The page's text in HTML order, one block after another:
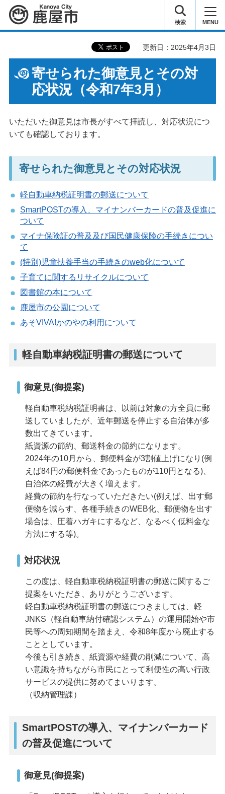
鹿屋市 検索 MENU
更新日：2025年4月3日
寄せられた御意見とその対
応状況（令和7年3月）
いただいた御意見は市長がすべて拝読し、対応状況につ
いても確認しております。
寄せられた御意見とその対応状況
軽自動車納税証明書の郵送について
SmartPOSTの導入、マイナンバーカードの普及促進に
ついて
マイナ保険証の普及及び国民健康保険の手続きについ
て
(特別)児童扶養手当の手続きのweb化について
子育てに関するリサイクルについて
図書館の本について
鹿屋市の公園について
あそVIVA!かのやの利用について
軽自動車納税証明書の郵送について
御意見(御提案)
軽自動車税納税証明書は、以前は対象の方全員に郵
送していましたが、近年郵送を停止する自治体が多
数出てきています。
紙資源の節約、郵送料金の節約になります。
2024年の10月から、郵便料金が3割値上げになり(例
えば84円の郵便料金であったものが110円となる)、
自治体の経費が大きく増えます。
経費の節約を行なっていただきたい(例えば、出す郵
便物を減らす、各種手続きのWEB化、郵便物を出す
場合は、圧着ハガキにするなど、なるべく低料金な
方法にする等)。
対応状況
この度は、軽自動車税納税証明書の郵送に関するご
提案をいただき、ありがとうございます。
軽自動車税納税証明書の郵送につきましては、軽
JNKS（軽自動車納付確認システム）の運用開始や市
民等への周知期間を踏まえ、令和8年度から廃止する
こととしています。
今後も引き続き、紙資源や経費の削減について、高
い意識を持ちながら市民にとって利便性の高い行政
サービスの提供に努めてまいります。
（収納管理課）
SmartPOSTの導入、マイナンバーカード
の普及促進について
御意見(御提案)